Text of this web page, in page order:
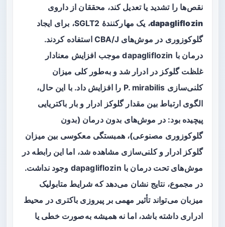
نقص‌ها را تشدید یا تعدیل کند، محققان از داروی
dapagliflozin، یک مهارکنندهٔ SGLT2، برای ایجاد
گلوکوزوری
در موش‌های CBA/J استفاده کردند.
درمان با dapagliflozin موجب افزایش معنادار
غلظت گلوکز در ادرار شد و به‌طور کلی میزان
کلنی‌سازی P. mirabilis را افزایش داد. با این حال،
الگوی ارتباط بین مقدار گلوکز ادرار و بار باکتریایی
پیچیده بود: در موش‌های بدون درمان (بدون
گلوکوزوری مصنوعی)، همبستگی معکوسی بین میزان
گلوکز ادرار و کلنی‌سازی مشاهده شد، اما این رابطه در
موش‌های تحت درمان با dapagliflozin وجود نداشت.
در مجموع، نتایج نشان می‌دهد که شرایط متابولیک
میزبان می‌تواند تأثیر مهمی بر پیروزی باکتری در محیط
ادراری داشته باشد، اما نه همیشه به‌صورت خطی یا